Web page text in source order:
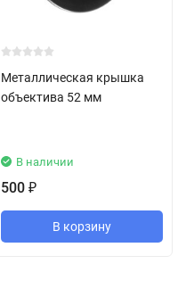
Металлическая крышка
объектива 52 мм
В наличии
500 ₽
В корзину